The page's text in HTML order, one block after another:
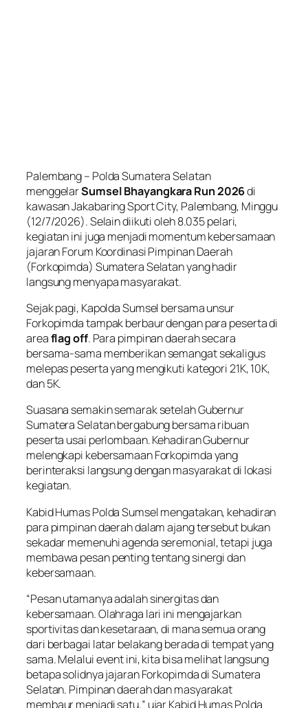
Palembang – Polda Sumatera Selatan
menggelarSumsel Bhayangkara Run 2026di
kawasan Jakabaring Sport City, Palembang, Minggu
(12/7/2026). Selain diikuti oleh 8.035 pelari,
kegiatan ini juga menjadi momentum kebersamaan
jajaran Forum Koordinasi Pimpinan Daerah
(Forkopimda) Sumatera Selatan yang hadir
langsung menyapa masyarakat.
Sejak pagi, Kapolda Sumsel bersama unsur
Forkopimda tampak berbaur dengan para peserta di
areaflag off. Para pimpinan daerah secara
bersama-sama memberikan semangat sekaligus
melepas peserta yang mengikuti kategori 21K, 10K,
dan 5K.
Suasana semakin semarak setelah Gubernur
Sumatera Selatan bergabung bersama ribuan
peserta usai perlombaan. Kehadiran Gubernur
melengkapi kebersamaan Forkopimda yang
berinteraksi langsung dengan masyarakat di lokasi
kegiatan.
Kabid Humas Polda Sumsel mengatakan, kehadiran
para pimpinan daerah dalam ajang tersebut bukan
sekadar memenuhi agenda seremonial, tetapi juga
membawa pesan penting tentang sinergi dan
kebersamaan.
“Pesan utamanya adalah sinergitas dan
kebersamaan. Olahraga lari ini mengajarkan
sportivitas dan kesetaraan, di mana semua orang
dari berbagai latar belakang berada di tempat yang
sama. Melalui event ini, kita bisa melihat langsung
betapa solidnya jajaran Forkopimda di Sumatera
Selatan. Pimpinan daerah dan masyarakat
membaur menjadi satu,” ujar Kabid Humas Polda